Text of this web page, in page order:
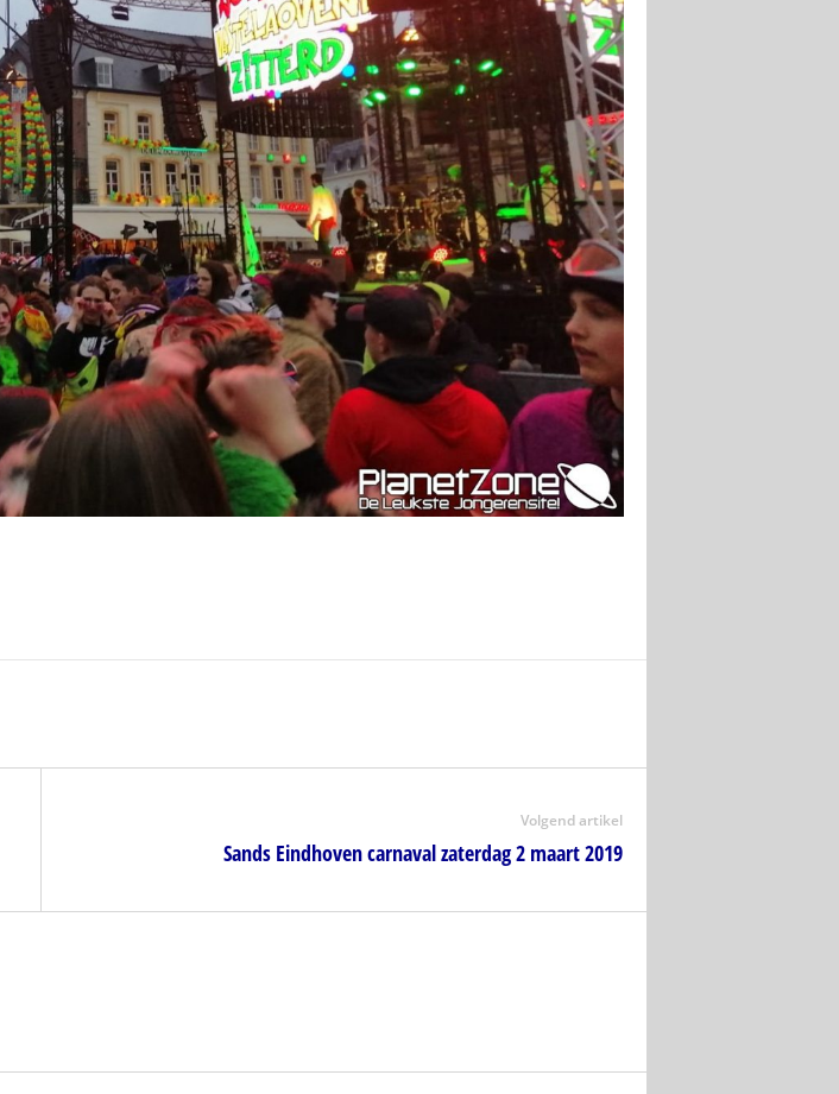
Volgend artikel
Sands Eindhoven carnaval zaterdag 2 maart 2019